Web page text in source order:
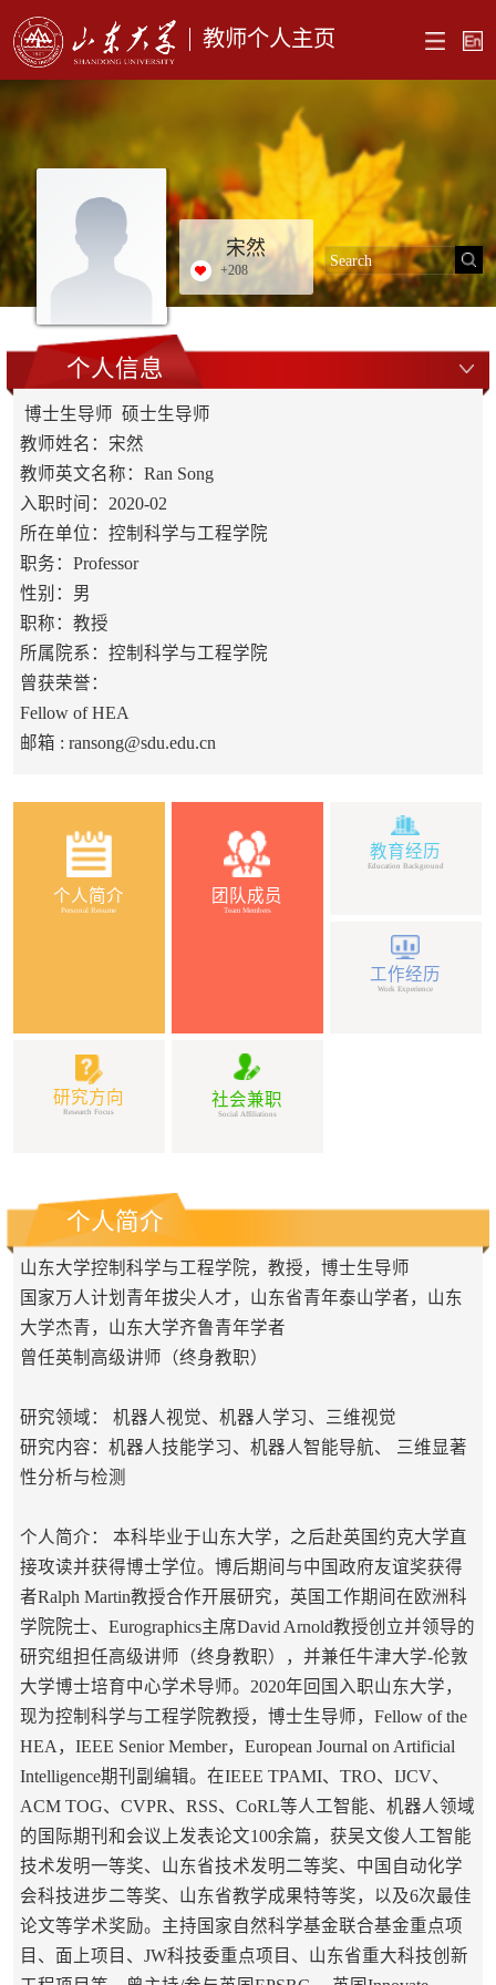
教师个人主页
宋然
+208
个人信息
博士生导师 硕士生导师
教师姓名：宋然
教师英文名称：Ran Song
入职时间：2020-02
所在单位：控制科学与工程学院
职务：Professor
性别：男
职称：教授
所属院系：控制科学与工程学院
曾获荣誉：
Fellow of HEA
邮箱 : ransong@sdu.edu.cn
个人简介
Personal Resume
团队成员
Team Members
教育经历
Education Background
工作经历
Work Experience
研究方向
Research Focus
社会兼职
Social Affiliations
个人简介
山东大学控制科学与工程学院，教授，博士生导师
国家万人计划青年拔尖人才，山东省青年泰山学者，山东
大学杰青，山东大学齐鲁青年学者
曾任英制高级讲师（终身教职）
研究领域： 机器人视觉、机器人学习、三维视觉
研究内容： 机器人技能学习、 机器人智能导航、
三维显著
性分析与检测
个人简介： 本科毕业于山东大学，之后赴英国约克大学直
接攻读并获得博士学位。博后期间与中国政府友谊奖获得
者Ralph Martin教授合作开展研究，英国工作期间在欧洲科
学院院士、Eurographics主席David Arnold教授创立并领导的
研究组担任高级讲师（终身教职），并兼任牛津大学-伦敦
大学博士培育中心学术导师。2020年回国入职山东大学，
现为控制科学与工程学院教授，博士生导师，Fellow of the
HEA，IEEE Senior Member，European Journal on Artificial
Intelligence期刊副编辑。在IEEE TPAMI、TRO、IJCV、
ACM TOG、CVPR、RSS、CoRL等人工智能、机器人领域
的国际期刊和会议上发表论文100余篇，获吴文俊人工智能
技术发明一等奖、山东省技术发明二等奖、中国自动化学
会科技进步二等奖、山东省教学成果特等奖，以及6次最佳
论文等学术奖励。主持国家自然科学基金联合基金重点项
目、面上项目、JW科技委重点项目、山东省重大科技创新